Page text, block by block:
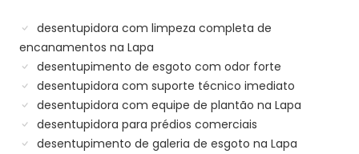
desentupidora com limpeza completa de
encanamentos na Lapa
desentupimento de esgoto com odor forte
desentupidora com suporte técnico imediato
desentupidora com equipe de plantão na Lapa
desentupidora para prédios comerciais
desentupimento de galeria de esgoto na Lapa